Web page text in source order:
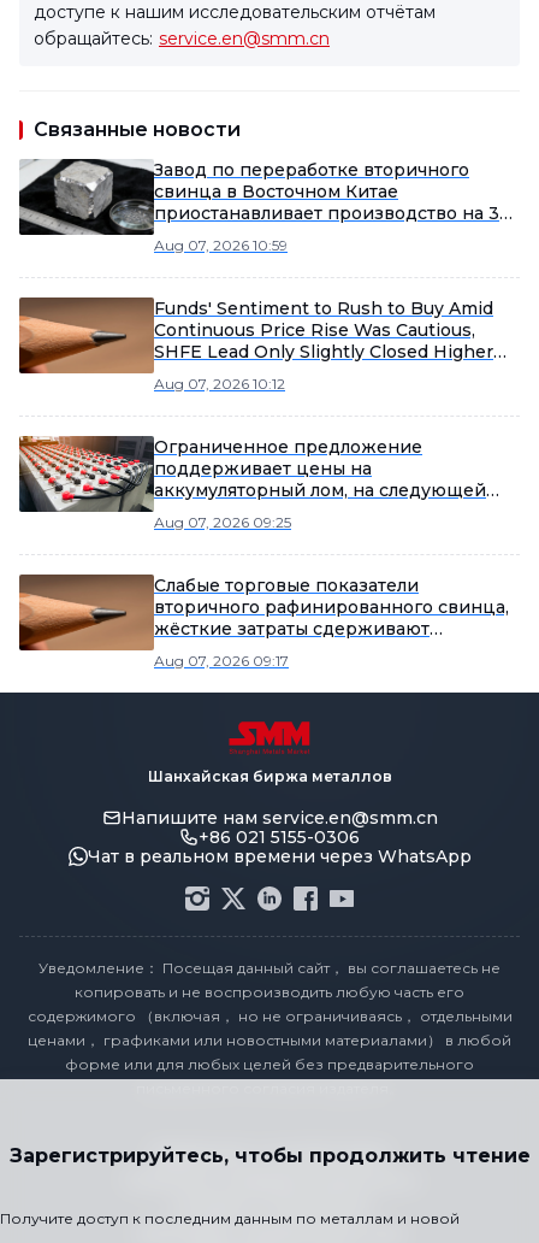
доступе к нашим исследовательским отчётам
обращайтесь: service.en@smm.cn
Связанные новости
Завод по переработке вторичного
свинца в Восточном Китае
приостанавливает производство на 3
возможного досрочного
возобновления.
Aug 07, 2026 10:59
Funds' Sentiment to Rush to Buy Amid
Continuous Price Rise Was Cautious,
SHFE Lead Only Slightly Closed Higher
Aug 07, 2026 10:12
Ограниченное предложение
поддерживает цены на
аккумуляторный лом, на следующей
закупочных настроениях
плавильщиков [SMM Scrap Battery
Weekly Review]
Aug 07, 2026 09:25
Слабые торговые показатели
вторичного рафинированного свинца,
жёсткие затраты сдерживают
Еженедельный обзор вторичного
рафинированного свинца]
Aug 07, 2026 09:17
Зарегистрируйтесь, чтобы продолжить чтение
Получите доступ к последним данным по металлам и новой
Шанхайская биржа металлов
Напишите нам service.en@smm.cn
+86 021 5155-0306
Чат в реальном времени через WhatsApp
Уведомление： Посещая данный сайт， вы соглашаетесь не
копировать и не воспроизводить любую часть его
содержимого （включая， но не ограничиваясь， отдельными
ценами， графиками или новостными материалами） в любой
форме или для любых целей без предварительного
Заявление о соответствии
Календарь праздничных цен